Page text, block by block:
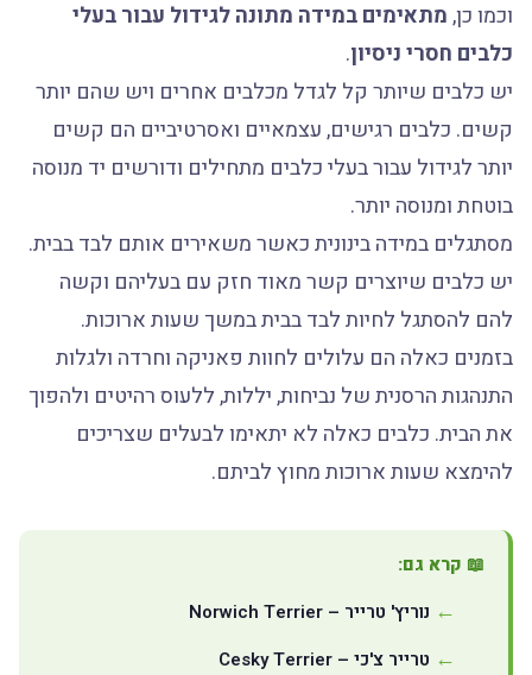
וכמו כן,מתאימים במידה מתונה לגידול עבור בעלי
כלבים חסרי ניסיון.
יש כלבים שיותר קל לגדל מכלבים אחרים ויש שהם יותר
קשים. כלבים רגישים, עצמאיים ואסרטיביים הם קשים
יותר לגידול עבור בעלי כלבים מתחילים ודורשים יד מנוסה
בוטחת ומנוסה יותר.
מסתגלים במידה בינונית כאשר משאירים אותם לבד בבית.
יש כלבים שיוצרים קשר מאוד חזק עם בעליהם וקשה
להם להסתגל לחיות לבד בבית במשך שעות ארוכות.
בזמנים כאלה הם עלולים לחוות פאניקה וחרדה ולגלות
התנהגות הרסנית של נביחות, יללות, ללעוס רהיטים ולהפוך
את הבית. כלבים כאלה לא יתאימו לבעלים שצריכים
להימצא שעות ארוכות מחוץ לביתם.
📖 קרא גם:
נוריץ' טרייר – Norwich Terrier
טרייר צ'כי – Cesky Terrier